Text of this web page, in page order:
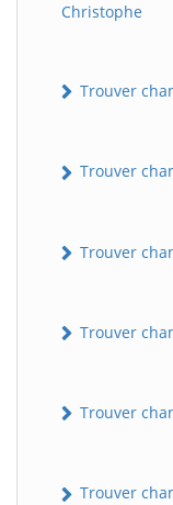
Christophe
Trouver
Trouver
Trouver
Trouver
Trouver
Trouver